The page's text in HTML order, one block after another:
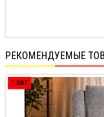
РЕКОМЕНДУЕМЫЕ
ХИТ